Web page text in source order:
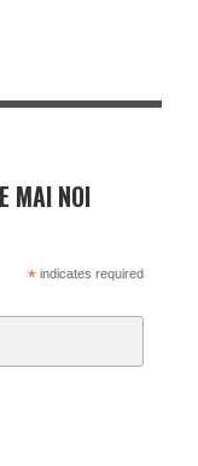
MAI NOI
*indicates required